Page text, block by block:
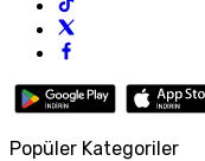
Popüler Kategoriler